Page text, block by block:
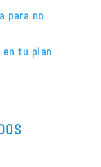
para no
en tu plan